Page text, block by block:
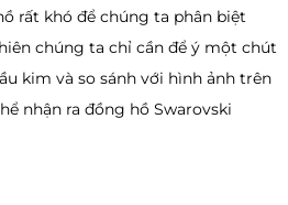
rất khó để chúng ta phân biệt
chúng ta chỉ cần để ý một chút
kim và so sánh với hình ảnh trên
nhận ra đồng hồ Swarovski